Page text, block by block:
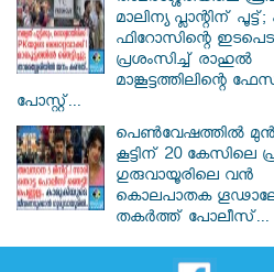
മാലിന്യ പ്ലാന്റിന്
ഫിറോസിന്റെ
പ്രശംസിച്ച് രാഹുൽ
മാങ്കൂട്ടത്തിലിന്റെ
പോസ്റ്റ്...
പെൺവേഷത്തിൽ
കൂട്ടിന് 20 കേസിലെ
ഗുരുവായൂരിലെ വൻ
കൊലപാതക
തകർത്ത് പോലീസ്...